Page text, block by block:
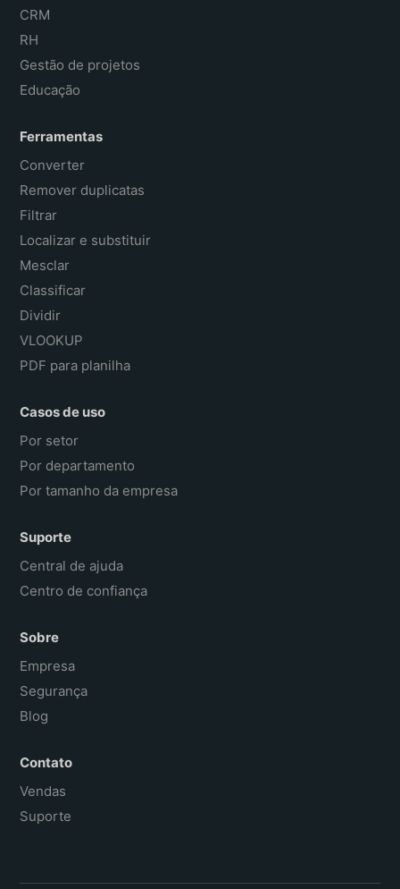
CRM
RH
Gestão de projetos
Educação
Ferramentas
Converter
Remover duplicatas
Filtrar
Localizar e substituir
Mesclar
Classificar
Dividir
VLOOKUP
PDF para planilha
Casos de uso
Por setor
Por departamento
Por tamanho da empresa
Suporte
Central de ajuda
Centro de confiança
Sobre
Empresa
Segurança
Blog
Contato
Vendas
Suporte